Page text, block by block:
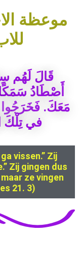
موعظة
قال لهم
أصطاد سمك
معك. فخرجو
في تلك
vissen.” Zij
Zij gingen dus
ze vingen
21. 3)